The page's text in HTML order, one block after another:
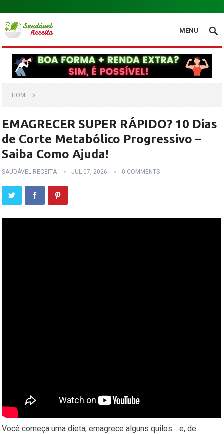
.
MENU
HOME
EMAGRECER SUPER RÁPIDO? 10 Dias
de Corte Metabólico Progressivo –
Saiba Como Ajuda!
SAUDÁVEL RECEITA JUL 07, 2026 0 COMMENTS
Você começa uma dieta, emagrece alguns quilos… e, de